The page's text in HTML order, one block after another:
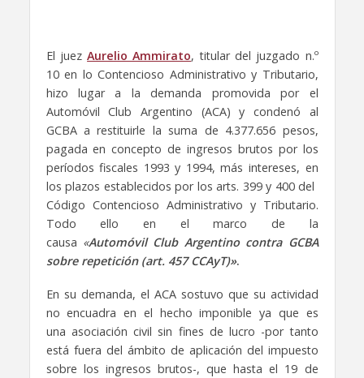
El juezAurelio Ammirato, titular del juzgado n.º
10 en lo Contencioso Administrativo y Tributario,
hizo lugar a la demanda promovida por el
Automóvil Club Argentino (ACA) y condenó al
GCBA a restituirle la suma de 4.377.656 pesos,
pagada en concepto de ingresos brutos por los
períodos fiscales 1993 y 1994, más intereses, en
los plazos establecidos por los arts. 399 y 400 del
Código Contencioso Administrativo y Tributario.
Todo ello en el marco de la
causa «Automóvil Club Argentino contra GCBA
sobre repetición (art. 457 CCAyT)».
En su demanda, el ACA sostuvo que su actividad
no encuadra en el hecho imponible ya que es
una asociación civil sin fines de lucro -por tanto
está fuera del ámbito de aplicación del impuesto
sobre los ingresos brutos-, que hasta el 19 de